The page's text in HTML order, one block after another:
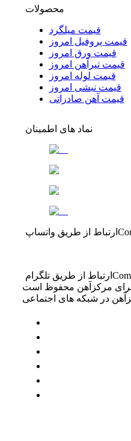
محصولات
قیمت میلگرد
قیمت پروفیل امروز
قیمت ورق امروز
قیمت تیرآهن امروز
قیمت لوله امروز
قیمت نبشی امروز
قیمت آهن صادراتی
نماد های اطمینان
ارتباط از طریق واتساپ
ارتباط از طریق تلگرام
مرکزآهن محفوظ است
در شبکه های اجتماعی